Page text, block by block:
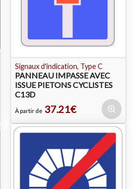
Signaux d'indication, Type C
PANNEAU IMPASSE AVEC
ISSUE PIETONS CYCLISTES
C13D
À partir de37.21€